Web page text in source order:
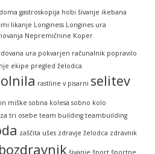
gastroskopija hobi šivanje ikebana
likanje Longiness Longines ura
Nepremičnine Koper
ura pokvarjen računalnik popravilo
ekipe pregled želodca
rastline v pisarni selitev
miške sobna kolesa sobno kolo
tri osebe team building teambuilding
zaščita ušes zdravje želodca zdravnik